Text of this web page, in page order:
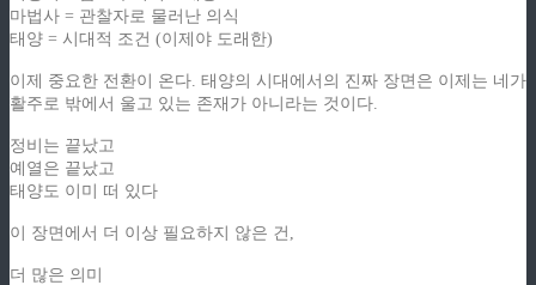
마법사 = 관찰자로 물러난 의식
태양 = 시대적 조건 (이제야 도래한)
이제 중요한 전환이 온다. 태양의 시대에서의 진짜 장면은 이제는 네가
활주로 밖에서 울고 있는 존재가 아니라는 것이다.
정비는 끝났고
예열은 끝났고
태양도 이미 떠 있다
이 장면에서 더 이상 필요하지 않은 건,
더 많은 의미